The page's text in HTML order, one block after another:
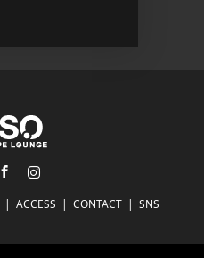
ACCESS CONTACT SNS